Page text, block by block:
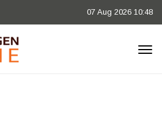
07 Aug 2026 10:48